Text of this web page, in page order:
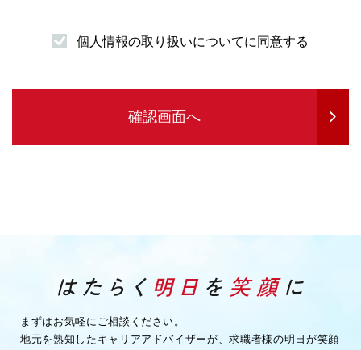
（１）求職者様情報
・企業紹介先のご案内を行うため
・サービスの提供に必要な書類などの発送
・サービスに関する情報のご案内等を行うため
・企業様へ各種連絡を行うため
・その他、上記業務に関連または付随する業務を行う
ため
（３）取引先企業情報
個人情報の取り扱いについてに同意する
確認画面へ
まずはお気軽にご相談ください。
地元を熟知したキャリアアドバイザーが、求職者様の明日が笑顔